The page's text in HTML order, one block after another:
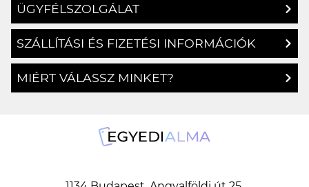
ÜGYFÉLSZOLGÁLAT
SZÁLLÍTÁSI ÉS FIZETÉSI INFORMÁCIÓK
MIÉRT VÁLASSZ MINKET?